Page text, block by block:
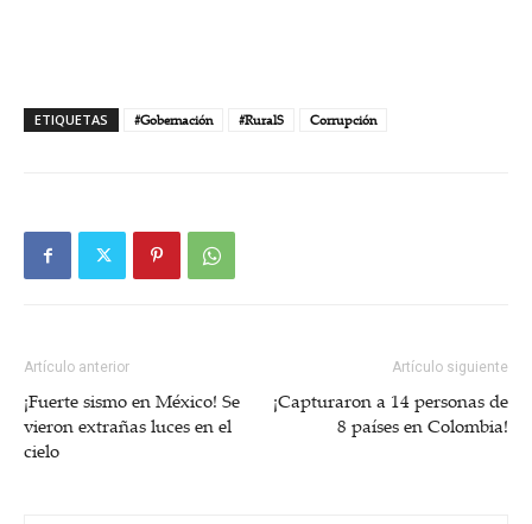
ETIQUETAS #Gobernación #RuralS Corrupción
Artículo anterior
¡Fuerte sismo en México! Se
vieron extrañas luces en el
cielo
Artículo siguiente
¡Capturaron a 14 personas de
8 países en Colombia!